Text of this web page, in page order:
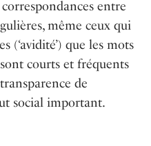
entre
même ceux qui
(‘avidité’) que les mots
courts et fréquents
transparence de
social important.